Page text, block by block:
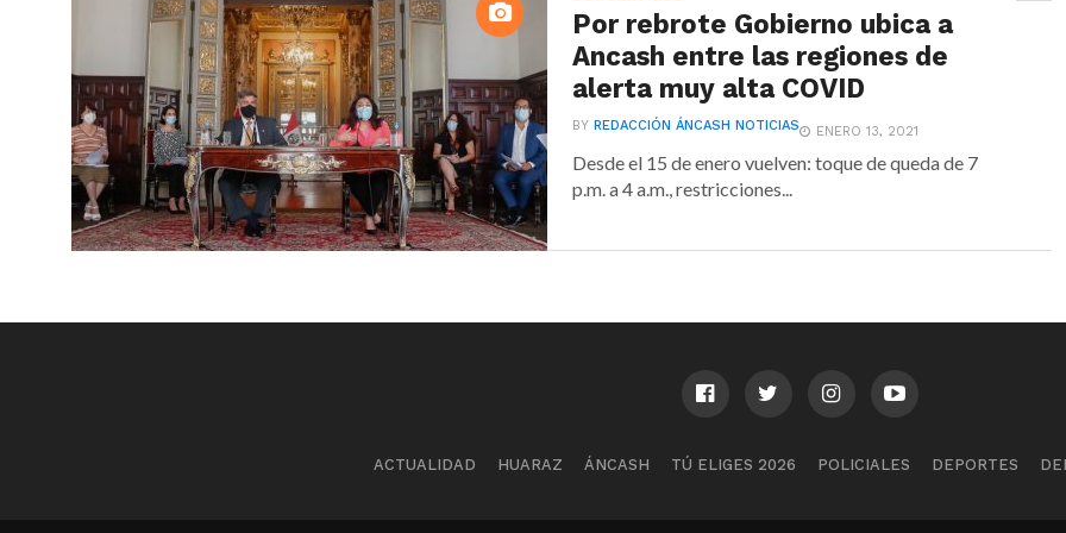
Por rebrote Gobierno ubica a
Ancash entre las regiones de
alerta muy alta COVID
BYREDACCIÓN ÁNCASH NOTICIAS ENERO 13, 2021
Desde el 15 de enero vuelven: toque de queda de 7
p.m. a 4 a.m., restricciones...
ACTUALIDAD HUARAZ ÁNCASH TÚ ELIGES 2026 POLICIALES DEPORTES